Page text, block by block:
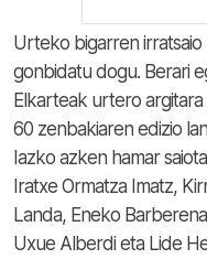
Urteko bigarren irratsaio
gonbidatu dogu. Berari
Elkarteak urtero
60 zenbakiaren edizio
Iazko azken hamar
Iratxe Ormatza Imatz,
Landa, Eneko
Uxue Alberdi eta Lide